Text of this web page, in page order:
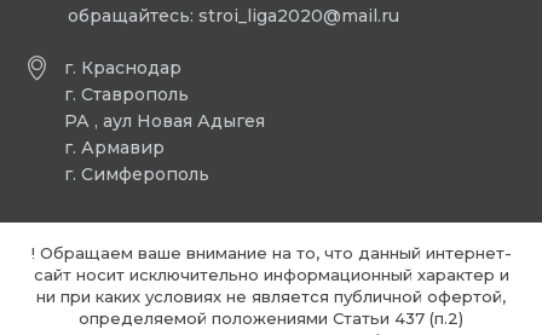
г. Краснодар
г. Ставрополь
РА , аул Новая Адыгея
г. Армавир
г. Симферополь
обращайтесь: stroi_liga2020@mail.ru
! Обращаем ваше внимание на то, что данный интернет-
сайт носит исключительно информационный характер и
ни при каких условиях не является публичной офертой,
определяемой положениями Статьи 437 (п.2)